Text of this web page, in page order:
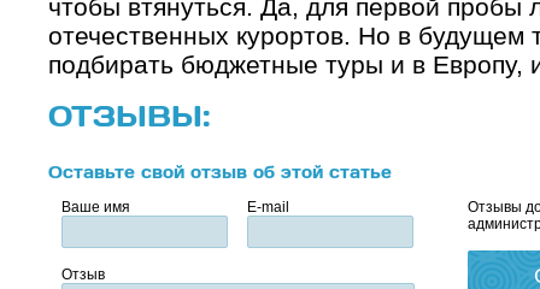
чтобы втянуться. Да, для первой пробы
отечественных курортов. Но в будущем
подбирать бюджетные туры и в Европу,
ОТЗЫВЫ:
Оставьте свой отзыв об этой статье
Ваше имя E-mail
Отзыв
Отзывы